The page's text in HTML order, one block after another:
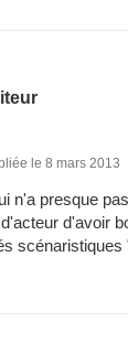
le 8 mars 2013
n'a presque
d'avoir